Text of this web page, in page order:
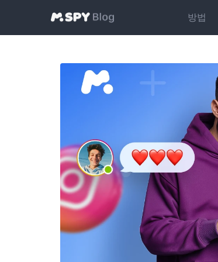
방법